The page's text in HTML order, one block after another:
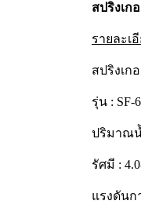
สปริงเก
รายละเ
สปริงเก
รุ่น : SF-6
ปริมาณน้
รัศมี :
แรงดันก